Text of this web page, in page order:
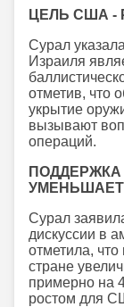
ЦЕЛЬ США -
Сурал
Израиля
отметив, что
укрытие
вызывают
операций.
Сурал
дискуссии в
отметила,
стране
примерно на
ростом для